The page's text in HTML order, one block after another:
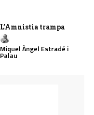
L’Amnistia trampa
Miquel Àngel Estradé i
Palau